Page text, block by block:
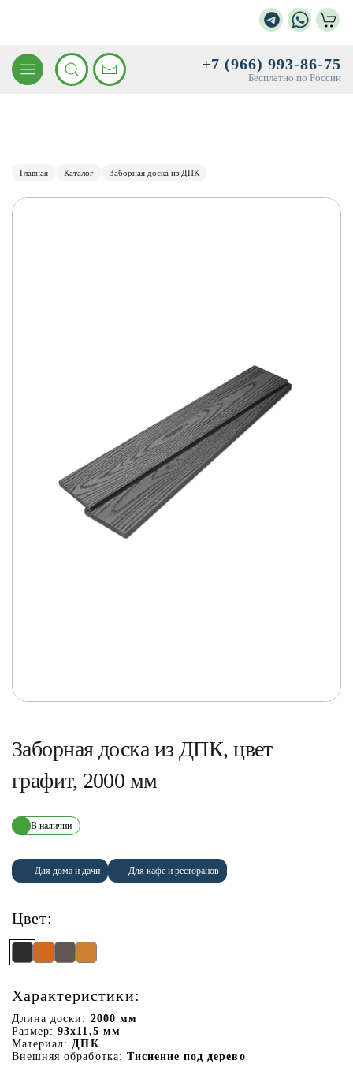
+7 (966) 993-86-75
Бесплатно по России
Главная Каталог Заборная доска из ДПК
Заборная доска из ДПК, цвет
графит, 2000 мм
В наличии
Для дома и дачи Для кафе и ресторанов
Цвет:
Характеристики:
Длина доски: 2000 мм
Размер: 93х11,5 мм
Материал: ДПК
Внешняя обработка: Тиснение под дерево